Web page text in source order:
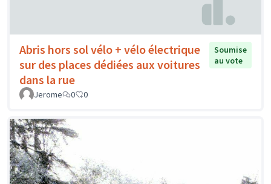
Abris hors sol vélo + vélo électrique
sur des places dédiées aux voitures
dans la rue
Soumise
au vote
Jerome 0 0